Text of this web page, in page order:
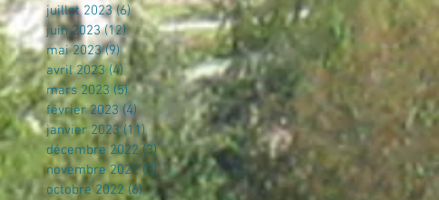
juillet 2023 (6)6 posts
juin 2023 (12)12 posts
mai 2023 (9)9 posts
avril 2023 (4) 4 posts
mars 2023 (5)5 posts
février 2023 (4)4 posts
janvier 2023 (11)11 posts
décembre 2022 (3)3 posts
novembre 2022 (3) 3 posts
octobre 2022 (6)6 posts